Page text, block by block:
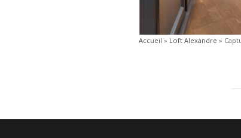
Accueil » Loft Alexandre »